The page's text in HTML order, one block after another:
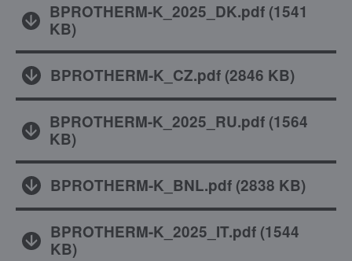
BPROTHERM-K_2025_DK.pdf(1541
KB)
BPROTHERM-K_CZ.pdf (2846 KB)
BPROTHERM-K_2025_RU.pdf(1564
KB)
BPROTHERM-K_BNL.pdf (2838 KB)
BPROTHERM-K_2025_IT.pdf(1544
KB)